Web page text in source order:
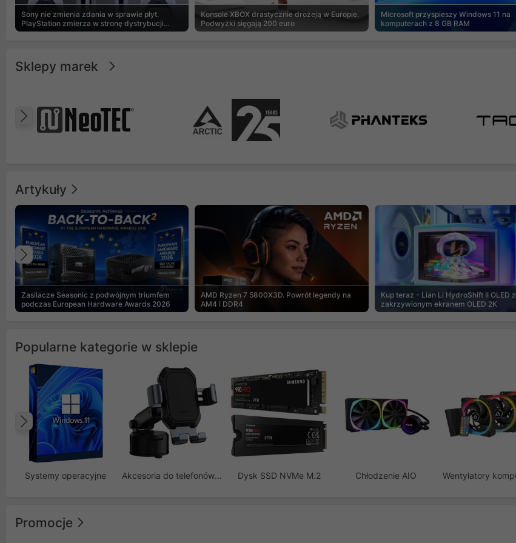
Sony nie zmienia zdania w sprawie płyt.
PlayStation zmierza w stronę dystrybucji
cyfrowej
Konsole XBOX drastycznie drożeją w Europie.
Podwyżki sięgają 200 euro
Microsoft przyspieszy Windows 11 na
komputerach z 8 GB RAM
Sklepy marek
Poprzedni
Artykuły
Zasilacze Seasonic z podwójnym triumfem
podczas European Hardware Awards 2026
AMD Ryzen 7 5800X3D. Powrót legendy na
AM4 i DDR4
Kup teraz - Lian Li HydroShift II OLED z
zakrzywionym ekranem OLED 2K
Poprzedni
Popularne kategorie w sklepie
Systemy operacyjne Akcesoria do telefonów GSM Dysk SSD NVMe M.2 Chłodzenie AIO
Poprzedni
Promocje